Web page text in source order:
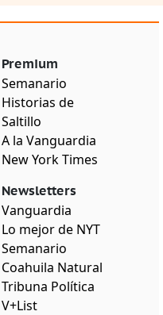
Premium
Semanario
Historias de
Saltillo
A la Vanguardia
New York Times
Newsletters
Vanguardia
Lo mejor de NYT
Semanario
Coahuila Natural
Tribuna Política
V+List